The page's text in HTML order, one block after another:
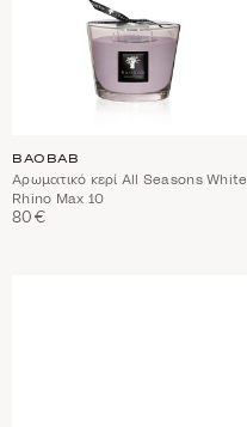
BAOBAB
Αρωματικό κερί All Seasons White
Rhino Max 10
80€